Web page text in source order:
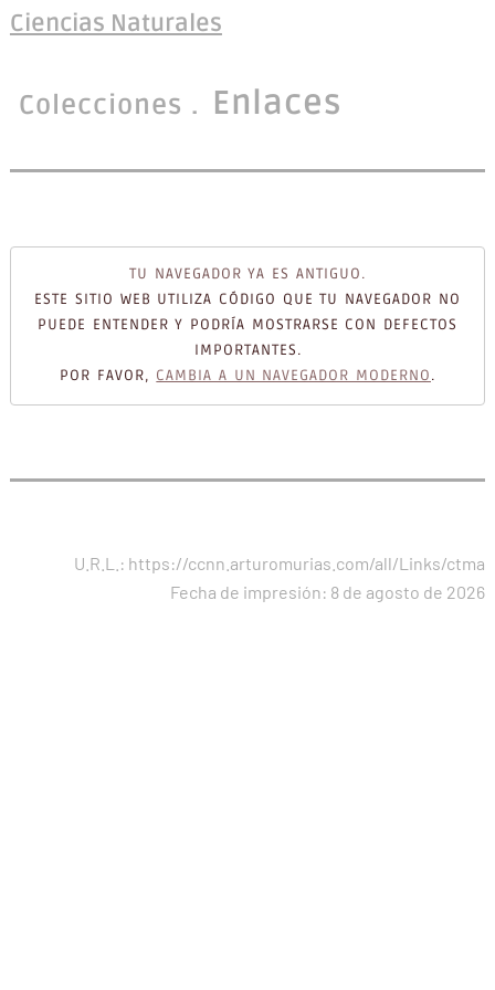
Ciencias Naturales
Colecciones Enlaces
TU NAVEGADOR YA ES ANTIGUO.
ESTE SITIO WEB UTILIZA CÓDIGO QUE TU NAVEGADOR NO
PUEDE ENTENDER Y PODRÍA MOSTRARSE CON DEFECTOS
IMPORTANTES.
POR FAVOR, CAMBIA A UN NAVEGADOR MODERNO.
U.R.L.: https://ccnn.arturomurias.com/all/Links/ctma
Fecha de impresión: 8 de agosto de 2026